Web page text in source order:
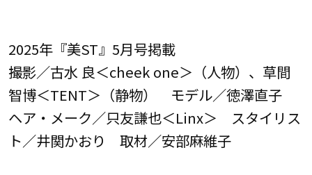
2025年『美ST』5月号掲載
撮影／古水 良＜cheek one＞（人物）、草間
智博＜TENT＞（静物） モデル／徳澤直子
ヘア・メーク／只友謙也＜Linx＞ スタイリス
ト／井関かおり 取材／安部麻維子